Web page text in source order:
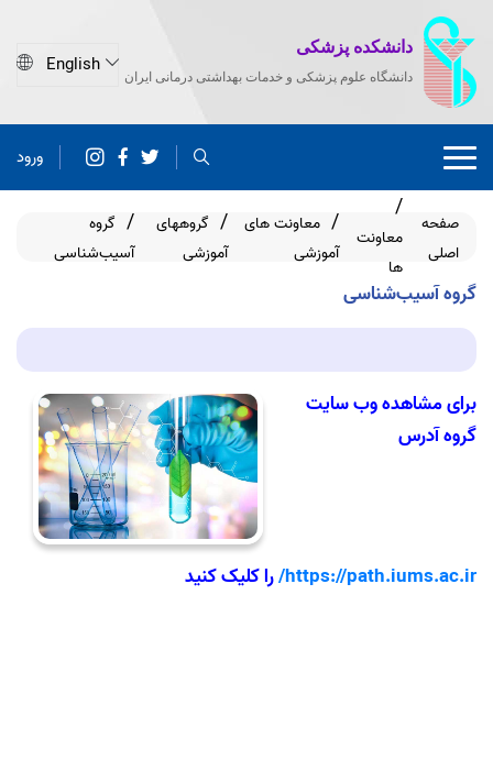
دانشکده پزشکی
دانشگاه علوم پزشکی و خدمات بهداشتی درمانی ایران
ورود
صفحه
اصلی
معاونت
ها
معاونت های
آموزشی
گروههای
آموزشی
گروه
آسیب‌شناسی
گروه آسیب‌شناسی
برای مشاهده وب سایت
گروه آدرس
https://path.iums.ac.ir/ را کلیک کنید